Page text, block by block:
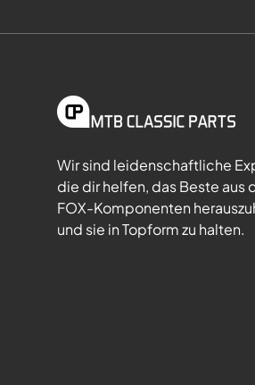
Wir sind leidenschaftliche
die dir helfen, das Beste aus
FOX-Komponenten
und sie in Topform zu halten.